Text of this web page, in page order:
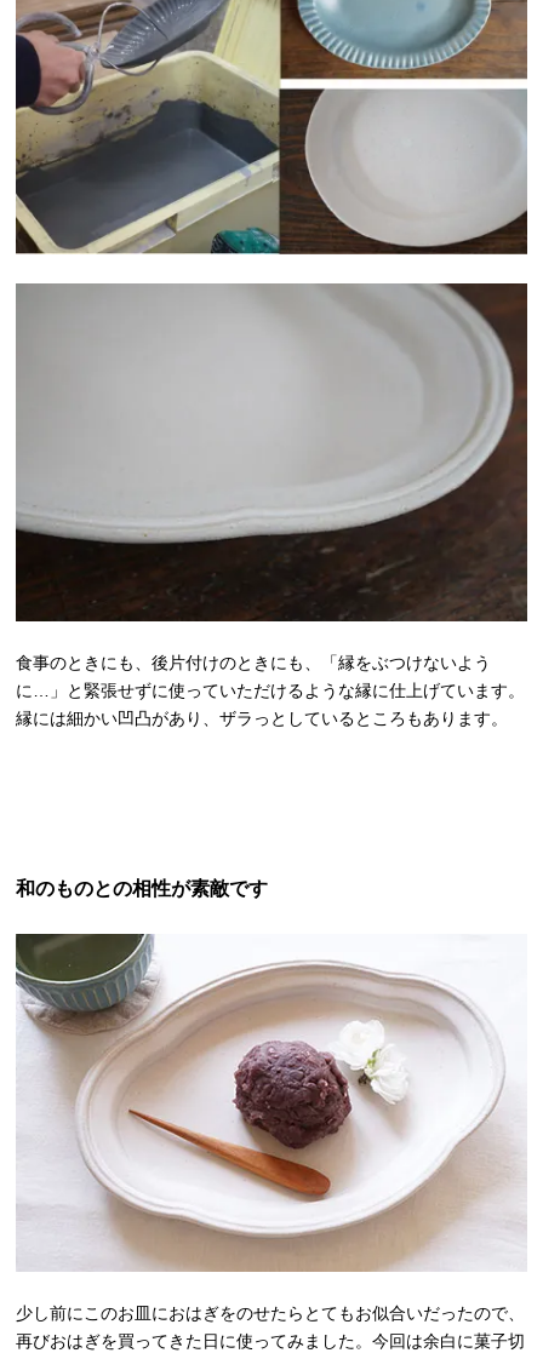
食事のときにも、後片付けのときにも、「縁をぶつけないよう
に…」と緊張せずに使っていただけるような縁に仕上げています。
縁には細かい凹凸があり、ザラっとしているところもあります。
和のものとの相性が素敵です
少し前にこのお皿におはぎをのせたらとてもお似合いだったので、
再びおはぎを買ってきた日に使ってみました。今回は余白に菓子切